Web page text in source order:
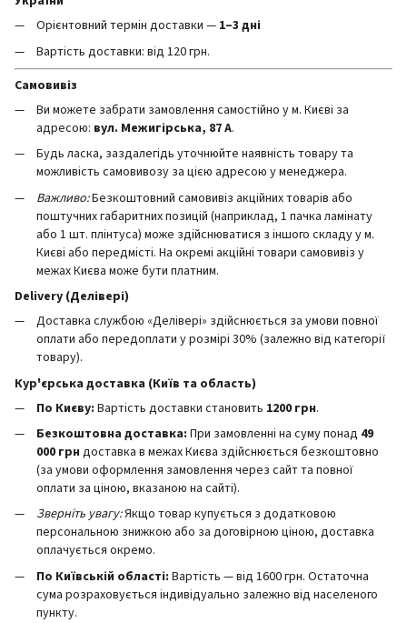
Орієнтовний термін доставки — 1–3 дні
Вартість доставки: від 120 грн.
Самовивіз
Ви можете забрати замовлення самостійно у м. Києві за
адресою: вул. Межигірська, 87 А.
Будь ласка, заздалегідь уточнюйте наявність товару та
можливість самовивозу за цією адресою у менеджера.
Важливо:Безкоштовний самовивіз акційних товарів або
поштучних габаритних позицій (наприклад, 1 пачка ламінату
або 1 шт. плінтуса) може здійснюватися з іншого складу у м.
Києві або передмісті. На окремі акційні товари самовивіз у
межах Києва може бути платним.
Delivery (Делівері)
Доставка службою «Делівері» здійснюється за умови повної
оплати або передоплати у розмірі 30% (залежно від категорії
товару).
Кур'єрська доставка (Київ та область)
По Києву: Вартість доставки становить 1200 грн.
Безкоштовна доставка: При замовленні на суму понад 49
000 грн доставка в межах Києва здійснюється безкоштовно
(за умови оформлення замовлення через сайт та повної
оплати за ціною, вказаною на сайті).
Зверніть увагу:Якщо товар купується з додатковою
персональною знижкою або за договірною ціною, доставка
оплачується окремо.
По Київській області: Вартість — від 1600 грн. Остаточна
сума розраховується індивідуально залежно від населеного
пункту.